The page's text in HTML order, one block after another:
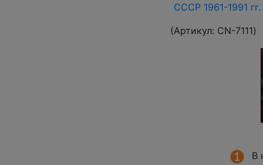
СССР 1961-1991
(Артикул: СN-7111)
В